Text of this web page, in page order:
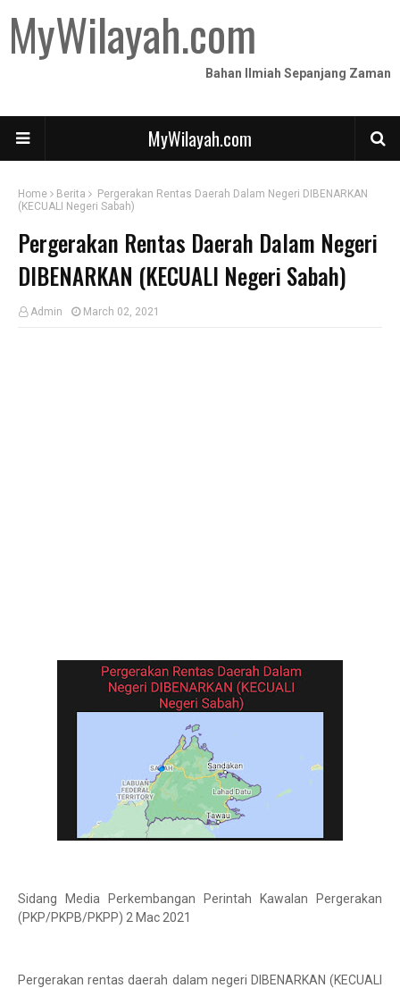
MyWilayah.com
Bahan Ilmiah Sepanjang Zaman
MyWilayah.com
Home Berita
Pergerakan Rentas Daerah Dalam Negeri DIBENARKAN
(KECUALI Negeri Sabah)
Pergerakan Rentas Daerah Dalam Negeri
DIBENARKAN (KECUALI Negeri Sabah)
Admin March 02, 2021
Sidang Media Perkembangan Perintah Kawalan Pergerakan
(PKP/PKPB/PKPP) 2 Mac 2021
Pergerakan rentas daerah dalam negeri DIBENARKAN (KECUALI